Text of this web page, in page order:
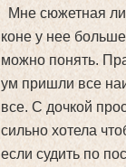
Мне сюжетная
коне у нее
можно понять.
ум пришли все
все. С дочкой
сильно хотела
если судить по